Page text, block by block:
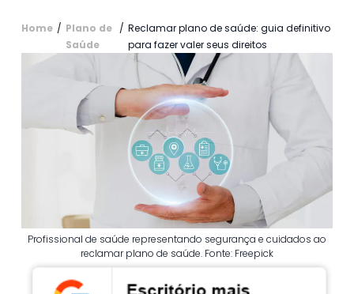
Home / Plano de
Saúde
/ Reclamar plano de saúde: guia definitivo
para fazer valer seus direitos
Profissional de saúde representando segurança e cuidados ao
reclamar plano de saúde. Fonte: Freepick